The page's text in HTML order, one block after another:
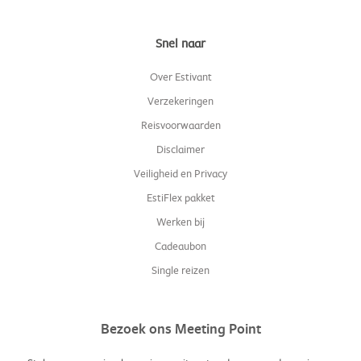
Snel naar
Over Estivant
Verzekeringen
Reisvoorwaarden
Disclaimer
Veiligheid en Privacy
EstiFlex pakket
Werken bij
Cadeaubon
Single reizen
Bezoek ons Meeting Point